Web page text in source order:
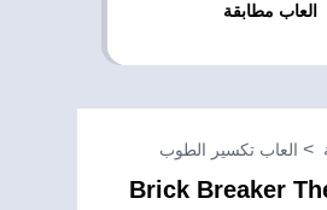
العاب مطابقة
العاب تكسير الطوب
Brick Breaker